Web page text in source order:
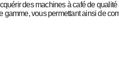
des machines à café de
gamme, vous permettant ainsi de